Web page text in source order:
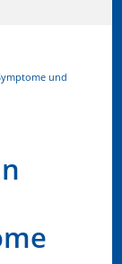
und